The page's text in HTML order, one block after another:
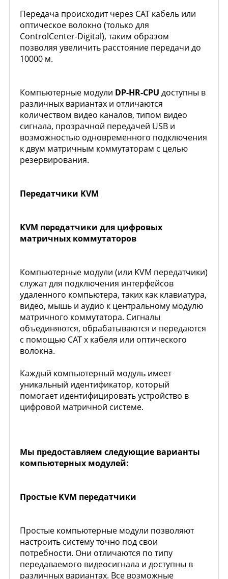
Передача происходит через CAT кабель или
оптическое волокно (только для
ControlCenter-Digital), таким образом
позволяя увеличить расстояние передачи до
10000 м.
Компьютерные модули DP-HR-CPU доступны в
различных вариантах и отличаются
количеством видео каналов, типом видео
сигнала, прозрачной передачей USB и
возможностью одновременного подключения
к двум матричным коммутаторам с целью
резервирования.
Передатчики KVM
KVM передатчики для цифровых
матричных коммутаторов
Компьютерные модули (или KVM передатчики)
служат для подключения интерфейсов
удаленного компьютера, таких как клавиатура,
видео, мышь и аудио к центральному модулю
матричного коммутатора. Сигналы
объединяются, обрабатываются и передаются
с помощью CAT х кабеля или оптического
волокна.
Каждый компьютерный модуль имеет
уникальный идентификатор, который
помогает идентифицировать устройство в
цифровой матричной системе.
Мы предоставляем следующие варианты
компьютерных модулей:
Простые KVM передатчики
Простые компьютерные модули позволяют
настроить систему точно под свои
потребности. Они отличаются по типу
передаваемого видеосигнала и доступны в
различных вариантах. Все возможные